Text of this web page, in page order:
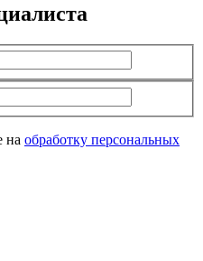
на обработку персональных